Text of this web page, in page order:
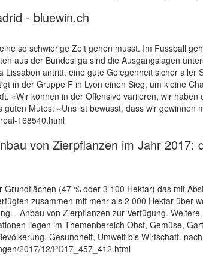
- bluewin.ch
so schwierige Zeit gehen musst. Im Fussball
aus der Bundesliga sind die Ausgangslagen
antritt, eine gute Gelegenheit sicher aller
in der Gruppe F in Lyon einen Sieg, um kleine
«Wir können in der Offensive variieren, wir
Mutes: «Uns ist bewusst, dass wir gewinnen
168540.html
von Zierpflanzen im Jahr
(47 % oder 3 100 Hektar) das mit
zusammen mit mehr als 2 000 Hektar über
– Anbau von Zierpflanzen zur Verfügung.
liegen im Themenbereich Obst, Gemüse,
Gesundheit, Umwelt bis Wirtschaft. nach
2017/12/PD17_457_412.html